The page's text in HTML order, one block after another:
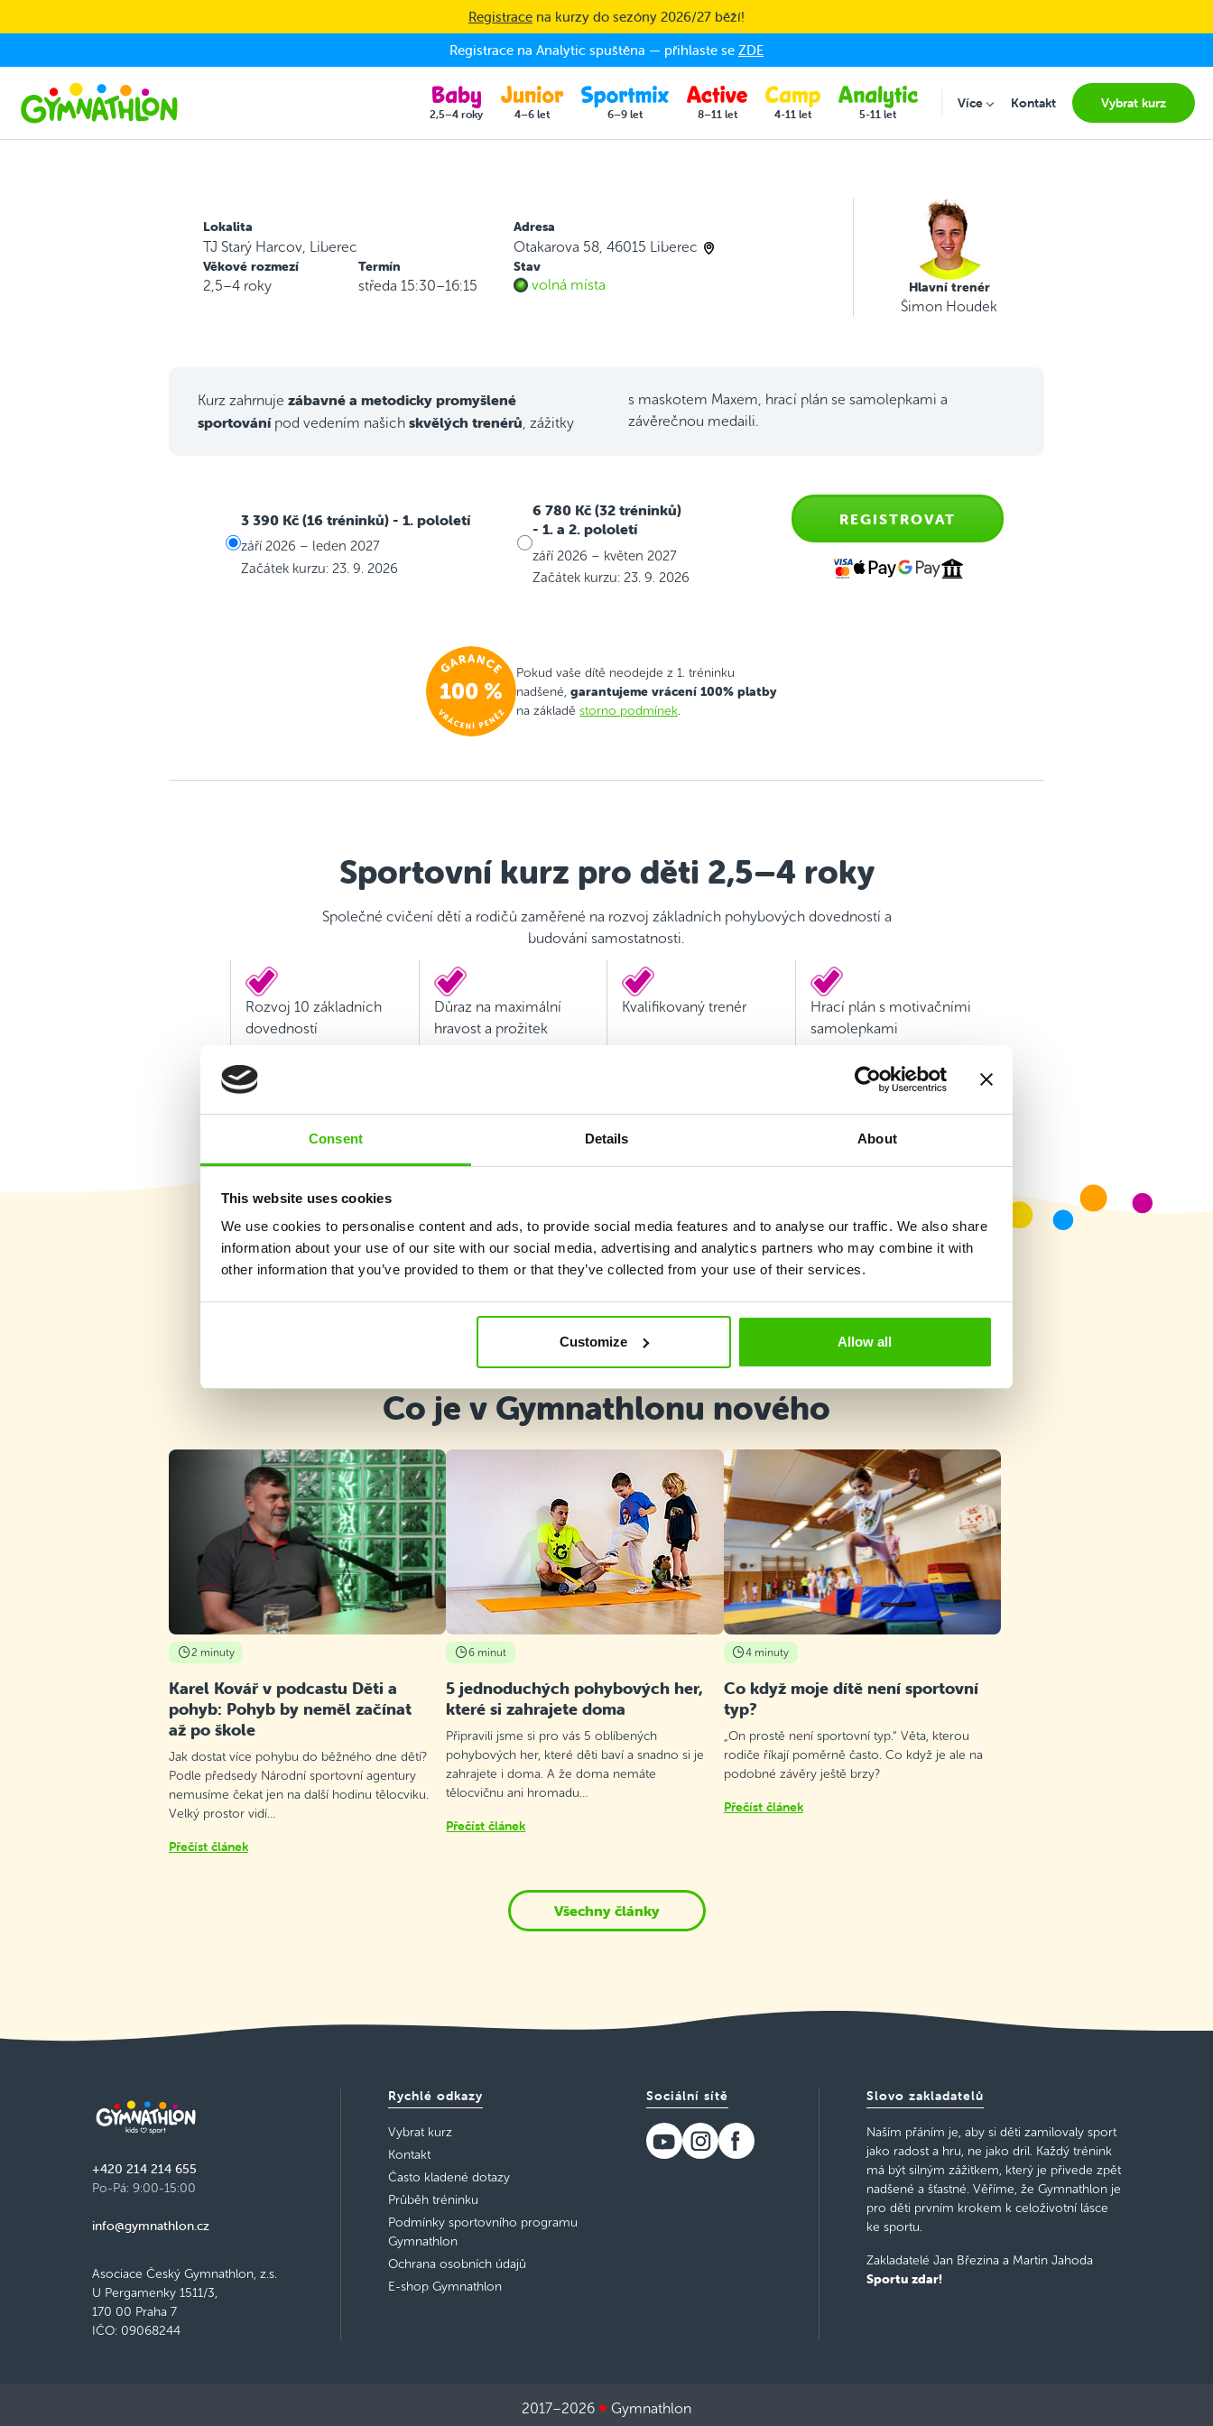
Consent Details About
This website uses cookies
We use cookies to personalise content and ads, to provide social media features and to analyse our traffic. We also share
information about your use of our site with our social media, advertising and analytics partners who may combine it with
other information that you’ve provided to them or that they’ve collected from your use of their services.
Customize Allow all
Registrace na kurzy do sezóny 2026/27 běží!
Registrace na Analytic spuštěna — přihlaste se ZDE
2,5–4 roky 4–6 let 6–9 let 8–11 let 4-11 let 5-11 let
VíceSubmenu for "Více"
Kontakt Vybrat kurz
Lokalita
TJ Starý Harcov, Liberec
Adresa
Otakarova 58, 46015 Liberec
Věkové rozmezí
2,5–4 roky
Termín
středa 15:30–16:15
Stav
volná místa Hlavní trenér
Šimon Houdek
Kurz zahrnuje zábavné a metodicky promyšlené
sportovánípod vedením našich skvělých trenérů , zážitky
s maskotem Maxem, hrací plán se samolepkami a
závěrečnou medaili.
3 390 Kč (16 tréninků) - 1. pololetí
září 2026 – leden 2027
Začátek kurzu: 23. 9. 2026
6 780 Kč (32 tréninků)
- 1. a 2. pololetí
září 2026 – květen 2027
Začátek kurzu: 23. 9. 2026
REGISTROVAT
Pokud vaše dítě neodejde z 1. tréninku
nadšené, garantujeme vrácení 100% platby
na základě storno podmínek
Sportovní kurz pro děti 2,5–4 roky
Společné cvičení dětí a rodičů zaměřené na rozvoj základních pohybových dovedností a
budování samostatnosti.
Rozvoj 10 základních
dovedností
Důraz na maximální
hravost a prožitek
Kvalifikovaný trenér
Hrací plán s motivačními
samolepkami
Co je v Gymnathlonu nového
2 minuty
Karel Kovář v podcastu Děti a
pohyb: Pohyb by neměl začínat
až po škole
Jak dostat více pohybu do běžného dne dětí?
Podle předsedy Národní sportovní agentury
nemusíme čekat jen na další hodinu tělocviku.
Velký prostor vidí…
Přečíst článek
6 minut
5 jednoduchých pohybových her,
které si zahrajete doma
Připravili jsme si pro vás 5 oblíbených
pohybových her, které děti baví a snadno si je
zahrajete i doma. A že doma nemáte
tělocvičnu ani hromadu…
Přečíst článek
4 minuty
Co když moje dítě není sportovní
typ?
„On prostě není sportovní typ.“ Věta, kterou
rodiče říkají poměrně často. Co když je ale na
podobné závěry ještě brzy?
Přečíst článek
Všechny články
+420 214 214 655
Po-Pá: 9:00-15:00
info@gymnathlon.cz
Asociace Český Gymnathlon, z.s.
U Pergamenky 1511/3,
170 00 Praha 7
IČO: 09068244
Rychlé odkazy
Vybrat kurz
Kontakt
Často kladené dotazy
Průběh tréninku
Podmínky sportovního programu
Gymnathlon
Ochrana osobních údajů
E-shop Gymnathlon
Sociální sítě Slovo zakladatelů
Naším přáním je, aby si děti zamilovaly sport
jako radost a hru, ne jako dril. Každý trénink
má být silným zážitkem, který je přivede zpět
nadšené a šťastné. Věříme, že Gymnathlon je
pro děti prvním krokem k celoživotní lásce
ke sportu.
Zakladatelé Jan Březina a Martin Jahoda
Sportu zdar!
2017–2026 ♥ Gymnathlon